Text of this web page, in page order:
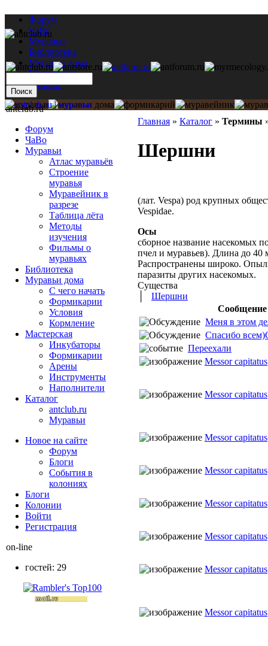
Форум
ЧаВо
Муравьи
Библиотека
Муравьи дома
Мастерская
Каталог
Главная » Каталог » Термины
Шершни
(лат. Vespa) род крупных
Vespidae.
Осы
сборное название насекомых
пчел и муравьев). Длина до
Распространены широко.
паразиты других насекомых.
Существа
Шершни
Сообщение
Меня в этом
Спасибо
Переехали
Messor capitatus
Messor capitatus
Messor capitatus
Messor capitatus
Messor capitatus
Messor capitatus
Messor capitatus
Messor capitatus
antclub.ru
Форум
ЧаВо
Муравьи
Атлас муравьёв
Строение
муравья
Муравейник в
разрезе
Таблица лёта
Методы
изучения
Фильмы о
муравьях
Библиотека
Муравьи дома
С чего начать
Формикарии
Условия
Кормление
Мастерская
Инкубаторы
Формикарии
Арены
Инструменты
Наполнители
Каталог
antclub.ru
Муравьи
Новое на сайте
Форум
Блоги
События в
колониях
Блоги
Колонии
Войти
Peгиcтpaция
on-line
гостей: 29